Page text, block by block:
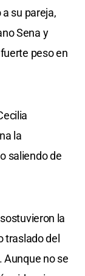
su pareja,
Sena y
peso en
la
saliendo de
la
traslado del
Aunque no se